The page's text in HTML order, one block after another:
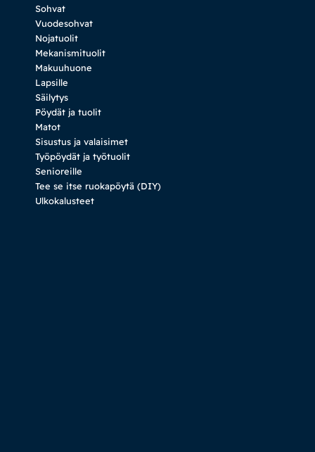
Sohvat
Vuodesohvat
Nojatuolit
Mekanismituolit
Makuuhuone
Lapsille
Säilytys
Pöydät ja tuolit
Matot
Sisustus ja valaisimet
Työpöydät ja työtuolit
Senioreille
Tee se itse ruokapöytä (DIY)
Ulkokalusteet